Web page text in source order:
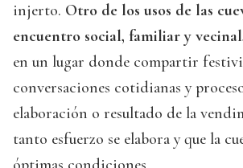
injerto. Otro de los usos de las
encuentro social, familiar y
en un lugar donde compartir
conversaciones cotidianas y
elaboración o resultado de la
tanto esfuerzo se elabora y que la